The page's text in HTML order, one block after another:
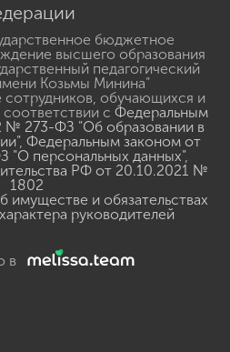
бюджетное
высшего образования
педагогический
Козьмы Минина"
обучающихся и
с Федеральным
№ 273-ФЗ "Об образовании в
, Федеральным законом от
"О персональных данных",
РФ от 20.10.2021 №
1802
имуществе и обязательствах
руководителей
в